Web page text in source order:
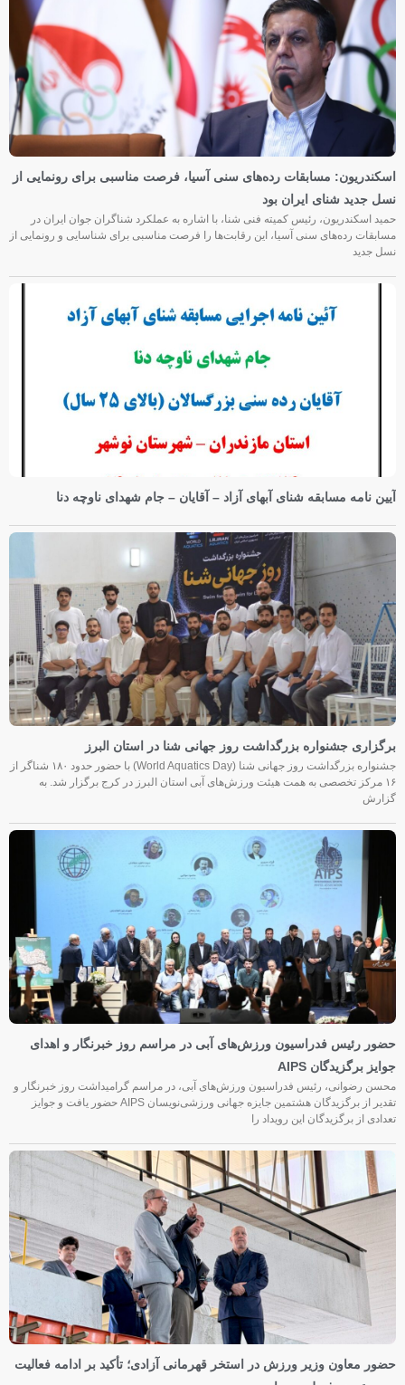
اسکندریون: مسابقات رده‌های سنی آسیا، فرصت مناسبی برای رونمایی از
نسل جدید شنای ایران بود
حمید اسکندریون، رئیس کمیته فنی شنا، با اشاره به عملکرد شناگران جوان ایران در
مسابقات رده‌های سنی آسیا، این رقابت‌ها را فرصت مناسبی برای شناسایی و رونمایی از
نسل جدید
آیین نامه مسابقه شنای آبهای آزاد – آقایان – جام شهدای ناوچه دنا
برگزاری جشنواره بزرگداشت روز جهانی شنا در استان البرز
جشنواره بزرگداشت روز جهانی شنا (World Aquatics Day) با حضور حدود ۱۸۰ شناگر از
۱۶ مرکز تخصصی به همت هیئت ورزش‌های آبی استان البرز در کرج برگزار شد. به
گزارش
حضور رئیس فدراسیون ورزش‌های آبی در مراسم روز خبرنگار و اهدای
جوایز برگزیدگان AIPS
محسن رضوانی، رئیس فدراسیون ورزش‌های آبی، در مراسم گرامیداشت روز خبرنگار و
تقدیر از برگزیدگان هشتمین جایزه جهانی ورزشی‌نویسان AIPS حضور یافت و جوایز
تعدادی از برگزیدگان این رویداد را
حضور معاون وزیر ورزش در استخر قهرمانی آزادی؛ تأکید بر ادامه فعالیت